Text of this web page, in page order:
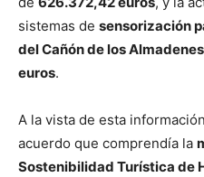
sistemas de sensorización
del Cañón de los Almadenes
euros.
A la vista de esta
acuerdo que comprendía la
Sostenibilidad Turística de